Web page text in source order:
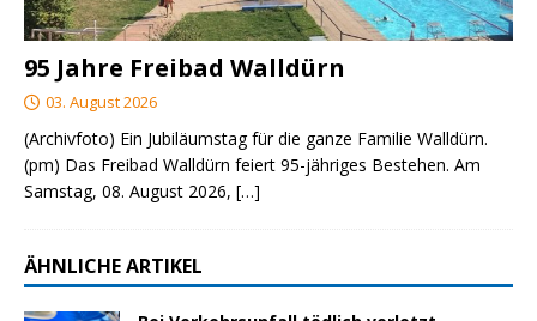
95 Jahre Freibad Walldürn
03. August 2026
(Archivfoto) Ein Jubiläumstag für die ganze Familie Walldürn.
(pm) Das Freibad Walldürn feiert 95-jähriges Bestehen. Am
Samstag, 08. August 2026, […]
ÄHNLICHE ARTIKEL